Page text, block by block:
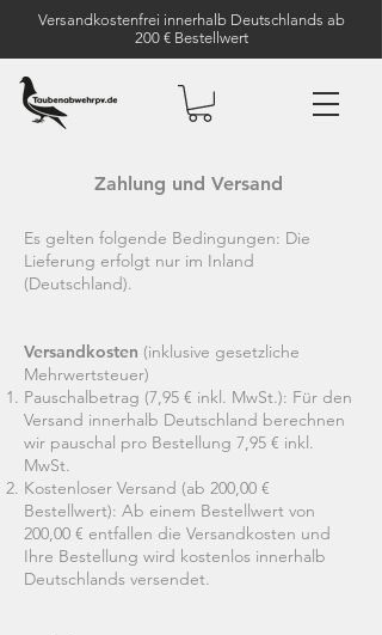
Versandkostenfrei innerhalb Deutschlands ab
200 € Bestellwert
Zahlung und Versand
Es gelten folgende Bedingungen: Die
Lieferung erfolgt nur im Inland
(Deutschland).
Versandkosten (inklusive gesetzliche
Mehrwertsteuer)
Pauschalbetrag (7,95 € inkl. MwSt.): Für den
Versand innerhalb Deutschland berechnen
wir pauschal pro Bestellung 7,95 € inkl.
MwSt.
Kostenloser Versand (ab 200,00 €
Bestellwert): Ab einem Bestellwert von
200,00 € entfallen die Versandkosten und
Ihre Bestellung wird kostenlos innerhalb
Deutschlands versendet.